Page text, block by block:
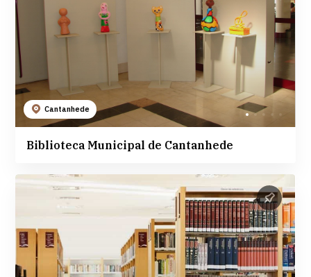
Cantanhede
Biblioteca Municipal de Cantanhede